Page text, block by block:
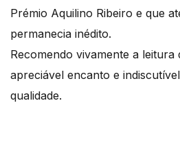
Prémio Aquilino Ribeiro e que
permanecia inédito.
Recomendo vivamente a leitura
apreciável encanto e indiscutível
qualidade.